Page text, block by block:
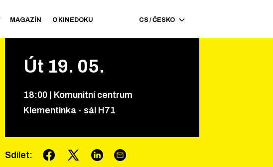
MAGAZÍN O KINEDOKU CS /ČESKO
Út 19. 05.
18:00 | Komunitní centrum
Klementinka - sál H71
Sdílet: